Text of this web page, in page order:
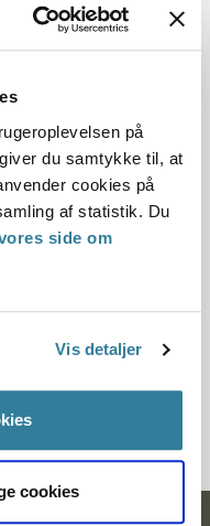
på
du samtykke til, at
cookies på
af statistik. Du
side om
Vis detaljer
cookies
den 6.
har